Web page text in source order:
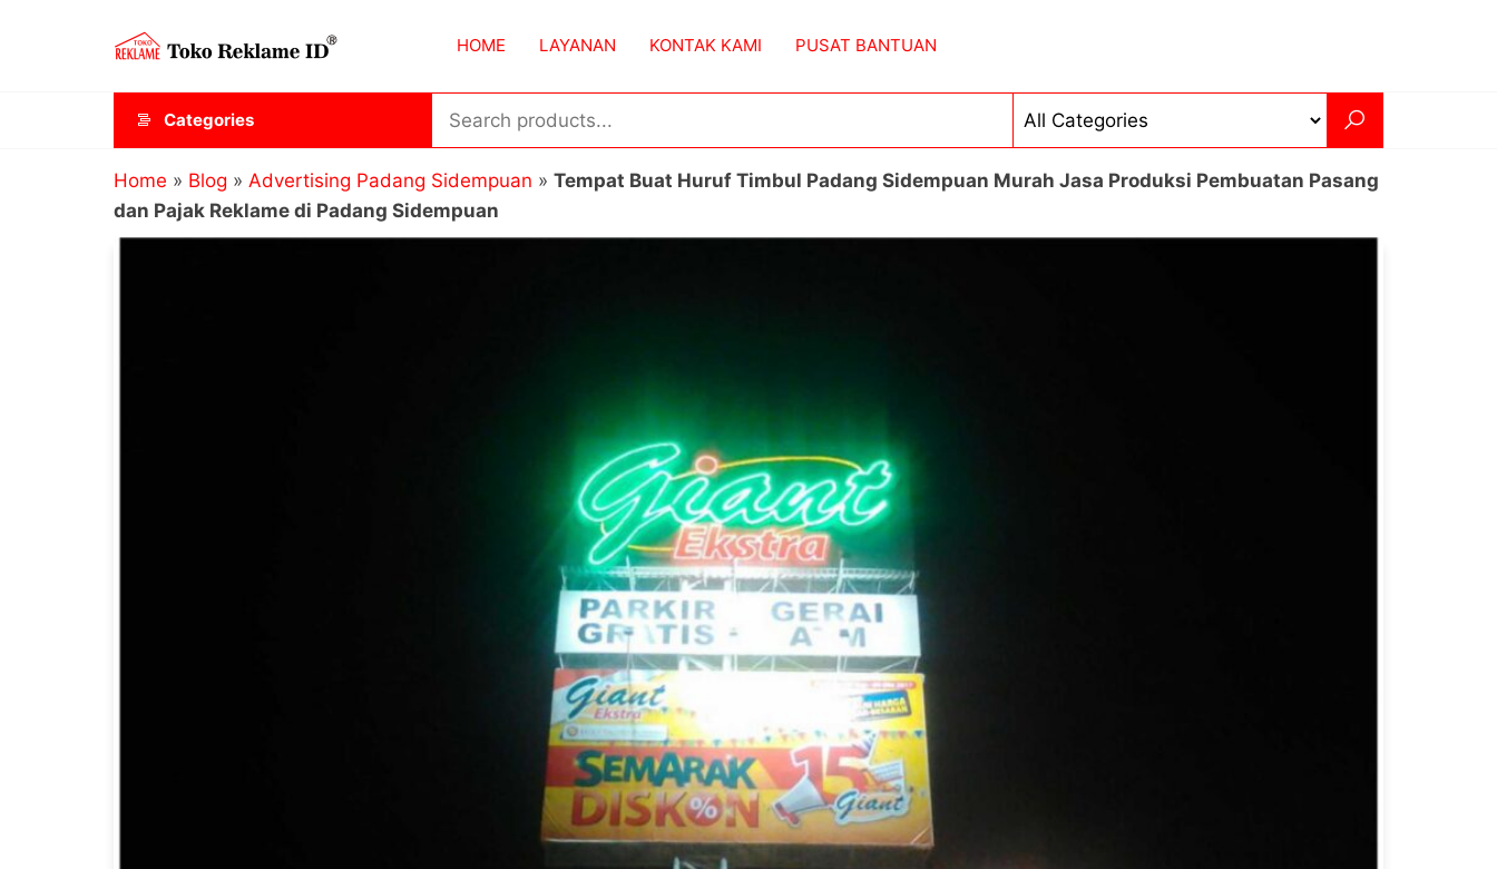
ID
HOME LAYANAN KONTAK KAMI PUSAT BANTUAN
Categories
Home » Blog » Advertising Padang Sidempuan » Tempat Buat Huruf Timbul Padang Sidempuan Murah Jasa Produksi Pembuatan Pasang
dan Pajak Reklame di Padang Sidempuan